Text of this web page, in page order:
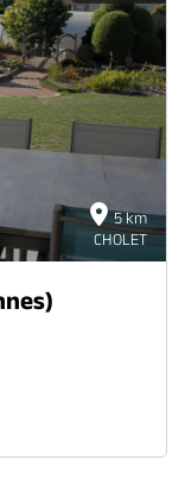
5 km
CHOLET